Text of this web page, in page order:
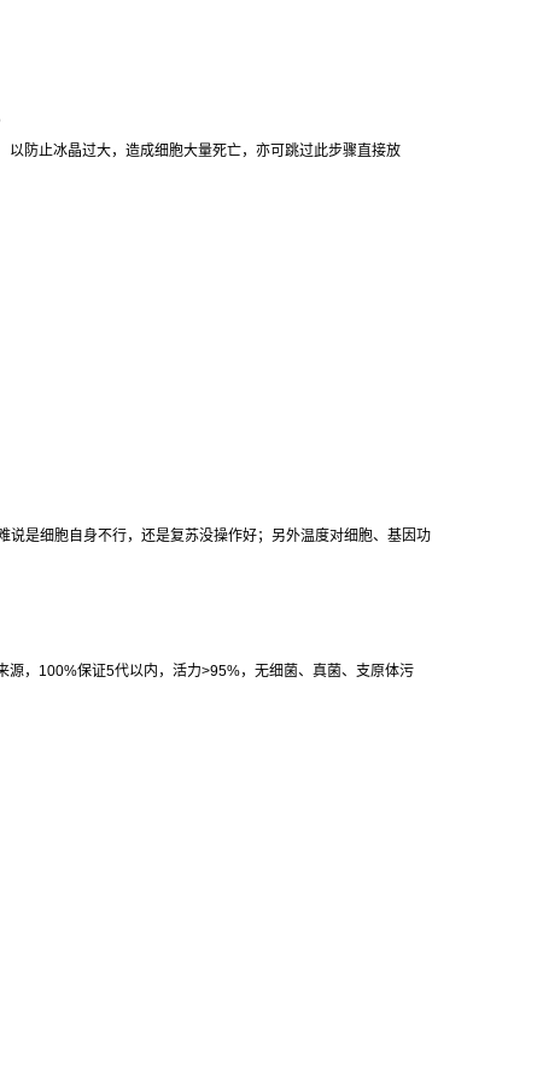
以防止冰晶过大，造成细胞大量死亡，亦可跳过此步骤直接放
是细胞自身不行，还是复苏没操作好；另外温度对细胞、基因功
源， 100%保证5代以内，活力>95%，无细菌、真菌、支原体污